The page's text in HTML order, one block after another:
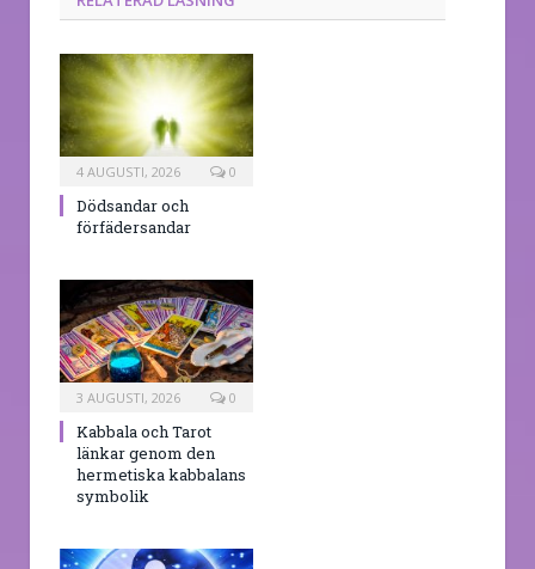
4 AUGUSTI, 2026 0
Dödsandar och
förfädersandar
3 AUGUSTI, 2026 0
Kabbala och Tarot
länkar genom den
hermetiska kabbalans
symbolik